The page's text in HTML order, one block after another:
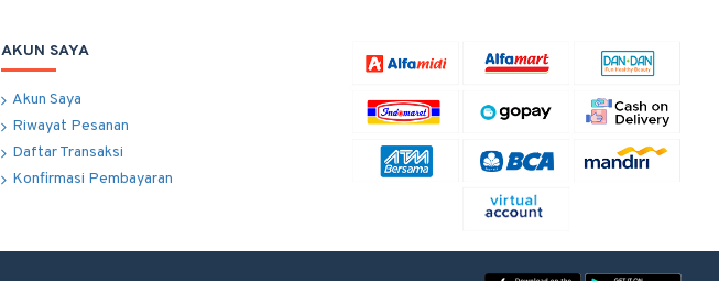
AKUN SAYA
Akun Saya
Riwayat Pesanan
Daftar Transaksi
Konfirmasi Pembayaran